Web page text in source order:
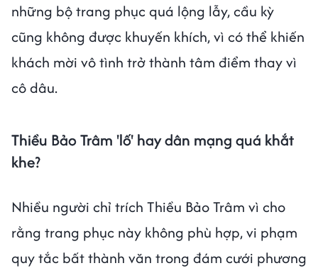
những bộ trang phục quá lộng lẫy, cầu kỳ
cũng không được khuyến khích, vì có thể khiến
khách mời vô tình trở thành tâm điểm thay vì
cô dâu.
Thiều Bảo Trâm 'lố' hay dân mạng quá khắt
khe?
Nhiều người chỉ trích Thiều Bảo Trâm vì cho
rằng trang phục này không phù hợp, vi phạm
quy tắc bất thành văn trong đám cưới phương